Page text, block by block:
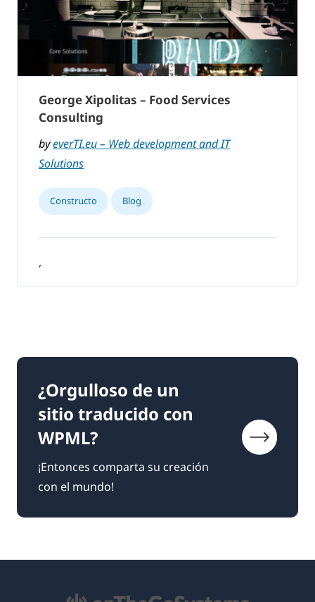
George Xipolitas – Food Services
Consulting
byeverTI.eu – Web development and IT
Solutions
Constructo Blog
,
¿Orgulloso de un
sitio traducido con
WPML?
¡Entonces comparta su creación
con el mundo!